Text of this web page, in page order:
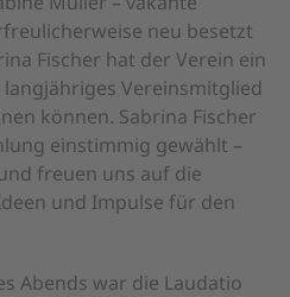
neu besetzt
Fischer hat der Verein ein
Vereinsmitglied
können. Sabrina Fischer
einstimmig gewählt –
freuen uns auf die
und Impulse für den
Abends war die Laudatio